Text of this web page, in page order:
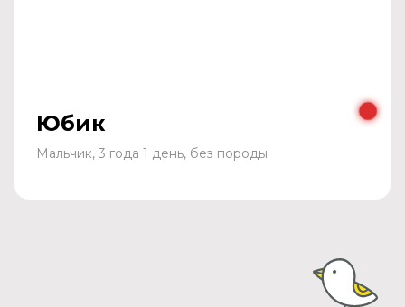
Юбик
Мальчик, 3 года 1 день, без породы